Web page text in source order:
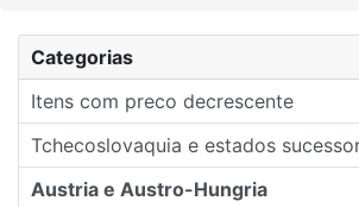
Categorias
Itens com preco decrescente
Tchecoslovaquia e estados
Austria e Austro-Hungria